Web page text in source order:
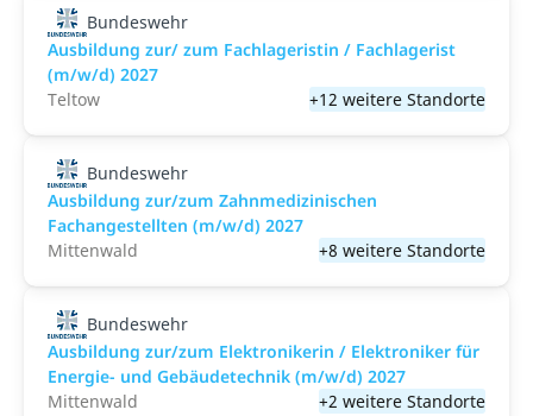
Bundeswehr
Ausbildung zur/ zum Fachlageristin / Fachlagerist
(m/w/d) 2027
Teltow
+12 weitere Standorte
Bundeswehr
Ausbildung zur/zum Zahnmedizinischen
Fachangestellten (m/w/d) 2027
Mittenwald
+8 weitere Standorte
Bundeswehr
Ausbildung zur/zum Elektronikerin / Elektroniker für
Energie- und Gebäudetechnik (m/w/d) 2027
Mittenwald
+2 weitere Standorte